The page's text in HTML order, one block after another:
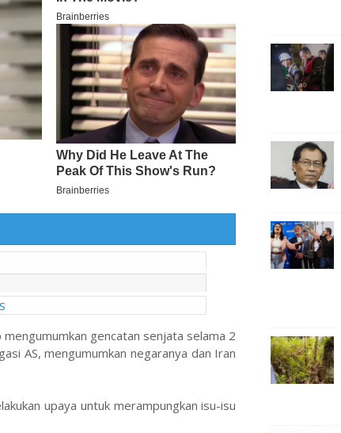
gencatan senjata selama 2
AS, mengumumkan negaranya dan Iran
upaya untuk merampungkan isu-isu